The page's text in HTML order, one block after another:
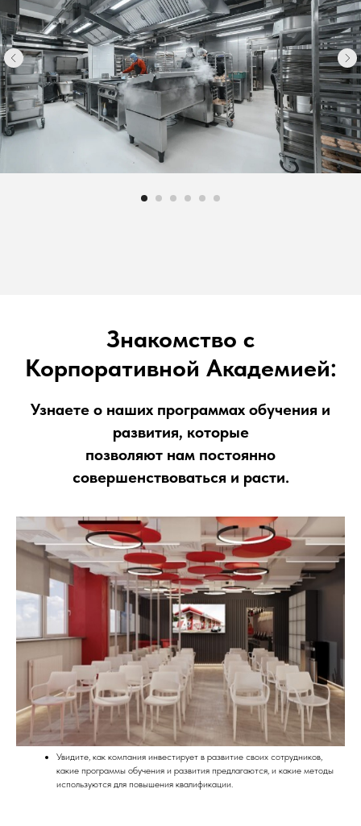
Знакомство с
Корпоративной Академией:
Узнаете о наших программах обучения и
развития, которые
позволяют нам постоянно
совершенствоваться и расти.
Увидите, как компания инвестирует в развитие своих сотрудников,
какие программы обучения и развития предлагаются, и какие методы
используются для повышения квалификации.